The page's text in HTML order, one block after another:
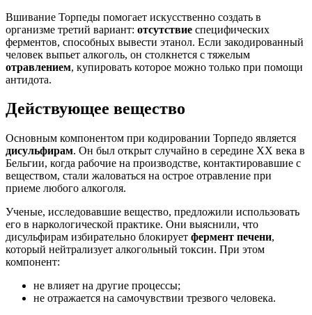
Вшивание Торпеды помогает искусственно создать в
организме третий вариант: отсутствие специфических
ферментов, способных вывести этанол. Если закодированный
человек выпьет алкоголь, он столкнется с тяжелым
отравлением, купировать которое можно только при помощи
антидота.
Действующее вещество
Основным компонентом при кодировании Торпедо является
дисульфирам. Он был открыт случайно в середине ХХ века в
Бельгии, когда рабочие на производстве, контактировавшие с
веществом, стали жаловаться на острое отравление при
приеме любого алкоголя.
Ученые, исследовавшие вещество, предложили использовать
его в наркологической практике. Они выяснили, что
дисульфирам избирательно блокирует фермент печени,
который нейтрализует алкогольный токсин. При этом
компонент:
не влияет на другие процессы;
не отражается на самочувствии трезвого человека.